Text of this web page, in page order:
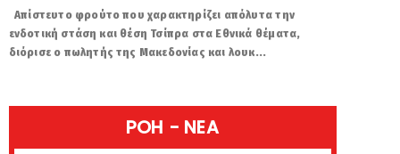
Απίστευτο φρούτο που χαρακτηρίζει απόλυτα την
ενδοτική στάση και θέση Τσίπρα στα Εθνικά θέματα,
διόρισε ο πωλητής της Μακεδονίας και λουκ...
POH - NEA